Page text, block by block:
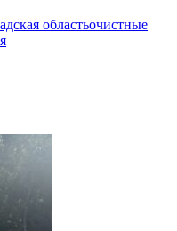
областьочистные